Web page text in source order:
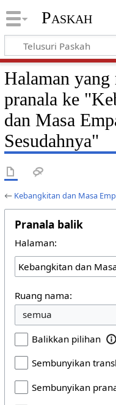
Paskah
Halaman
pranala ke
dan Masa
Sesudahnya"
← Kebangkitan dan Masa
Pranala balik
Halaman:
Ruang nama:
Balikkan pilihan
Sembunyikan
Sembunyikan